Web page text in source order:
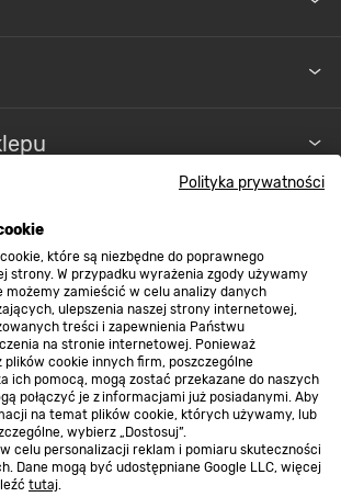
Polityka prywatności
które są niezbędne do poprawnego
strony. W przypadku wyrażenia zgody używamy
możemy zamieścić w celu analizy danych
ulepszenia naszej strony internetowej,
treści i zapewnienia Państwu
na stronie internetowej. Ponieważ
plików cookie innych firm, poszczególne
ich pomocą, mogą zostać przekazane do naszych
połączyć je z informacjami już posiadanymi. Aby
na temat plików cookie, których używamy, lub
wybierz „Dostosuj”.
celu personalizacji reklam i pomiaru skuteczności
Dane mogą być udostępniane Google LLC, więcej
tutaj.